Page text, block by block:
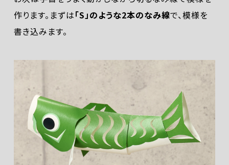
作ります。まずは「S」のような2本のなみ線で、模様を
書き込みます。